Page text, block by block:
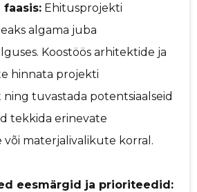
Ehitusprojekti
algama juba
Koostöös arhitektide ja
hinnata projekti
tuvastada potentsiaalseid
tekkida erinevate
või materjalivalikute korral.
eesmärgid ja prioriteedid: